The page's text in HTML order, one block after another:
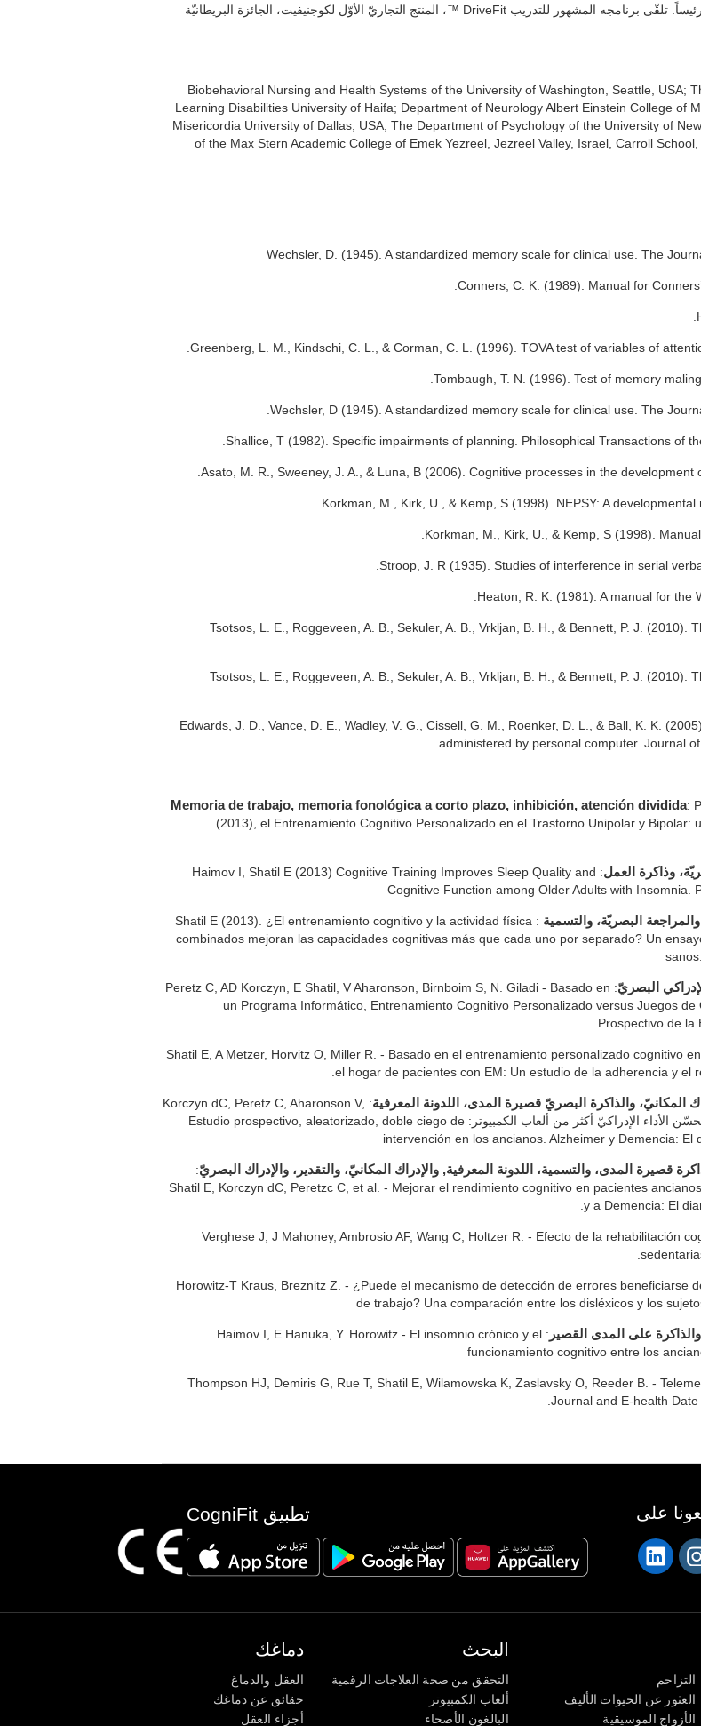
حيفا، حيث كان أستاذ علم النفس سيدة ديفيس، ورئيس الجامعة ورئيساً. تلقّى برنامجه المشهور للتدريب DriveFit ™، المنتج التجاريّ الأوّل لكوجنيفيت، الجائزة البريطانيّة
Biobehavioral Nursing and Health Systems of the University of Washington, Seattle, USA;
Learning Disabilities University of Haifa; Department of Neurology Albert Einstein College of
Misericordia University of Dallas, USA; The Department of Psychology of the University of
of the Max Stern Academic College of Emek Yezreel, Jezreel Valley, Israel, Carroll
Wechsler, D. (1945). A standardized memory scale for clinical use. The
Conners, C. K. (1989). Manual for
Greenberg, L. M., Kindschi, C. L., & Corman, C. L. (1996). TOVA test of variables of
Tombaugh, T. N. (1996). Test of memory
Wechsler, D (1945). A standardized memory scale for clinical use. The
Shallice, T (1982). Specific impairments of planning. Philosophical Transactions of
Asato, M. R., Sweeney, J. A., & Luna, B (2006). Cognitive processes in the
Korkman, M., Kirk, U., & Kemp, S (1998). NEPSY: A
Korkman, M., Kirk, U., & Kemp, S (1998).
Stroop, J. R (1935). Studies of interference in serial
Heaton, R. K. (1981). A manual for the
Tsotsos, L. E., Roggeveen, A. B., Sekuler, A. B., Vrkljan, B. H., & Bennett, P. J.
Tsotsos, L. E., Roggeveen, A. B., Sekuler, A. B., Vrkljan, B. H., & Bennett, P. J.
Edwards, J. D., Vance, D. E., Wadley, V. G., Cissell, G. M., Roenker, D. L., & Ball, K. K.
administered by personal computer. Journal
Memoria de trabajo, memoria fonológica a corto plazo, inhibición, atención dividida:
(2013), el Entrenamiento Cognitivo Personalizado en el Trastorno Unipolar y
وذاكرة العمل
: Haimov I, Shatil E (2013) Cognitive Training Improves Sleep Quality and
Cognitive Function among Older Adults with
البصريّة، والتسمية
: Shatil E (2013). ¿El entrenamiento cognitivo y la actividad física
combinados mejoran las capacidades cognitivas más que cada uno por separado? Un
البصريّ
: Peretz C, AD Korczyn, E Shatil, V Aharonson, Birnboim S, N. Giladi - Basado en
un Programa Informático, Entrenamiento Cognitivo Personalizado versus Juegos
Prospectivo de la
: Shatil E, A Metzer, Horvitz O, Miller R. - Basado en el entrenamiento personalizado cognitivo en
el hogar de pacientes con EM: Un estudio de la adherencia y el
المكانيّ، والذاكرة البصريّ قصيرة المدى، اللدونة المعرفية
: Korczyn dC, Peretz C, Aharonson V,
et al. - يؤدّي برنامج الدريب الإدراكيّ المعلوماتيّ لكوجنيفيت إلى تحسّن الأداء الإدراكيّ أكثر من ألعاب الكمبيوتر: Estudio prospectivo, aleatorizado, doble ciego de
intervención en los ancianos. Alzheimer y Demencia:
قصيرة المدى، والتسمية، اللدونة المعرفية, والإدراك المكانيّ، والتقدير، والإدراك البصريّ:
Shatil E, Korczyn dC, Peretzc C, et al. - Mejorar el rendimiento cognitivo en pacientes
y a Demencia: El
: Verghese J, J Mahoney, Ambrosio AF, Wang C, Holtzer R. - Efecto de la rehabilitación
: Horowitz-T Kraus, Breznitz Z. - ¿Puede el mecanismo de detección de errores beneficiarse
de trabajo? Una comparación entre los disléxicos y los
على المدى القصير
: Haimov I, E Hanuka, Y. Horowitz - El insomnio crónico y el
funcionamiento cognitivo entre los
: Thompson HJ, Demiris G, Rue T, Shatil E, Wilamowska K, Zaslavsky O, Reeder B. -
Journal and E-health
تطبيق CogniFit على
دماغك
العقل والدماغ
حقائق عن دماغك
أجزاء العقل
البحث
التحقق من صحة العلاجات الرقمية
ألعاب الكمبيوتر
البالغون الأصحاء
التزاحم
العثور عن الحيوات الأليف
الأزواج الموسيقية